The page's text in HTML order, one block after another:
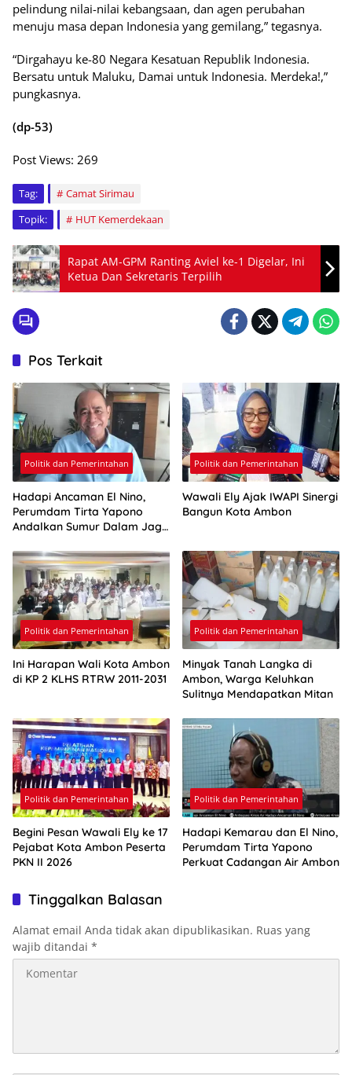
pelindung nilai-nilai kebangsaan, dan agen perubahan
menuju masa depan Indonesia yang gemilang,” tegasnya.
“Dirgahayu ke-80 Negara Kesatuan Republik Indonesia.
Bersatu untuk Maluku, Damai untuk Indonesia. Merdeka!,”
pungkasnya.
(dp-53)
Post Views: 269
Tag:
Camat Sirimau
Topik:
HUT Kemerdekaan
Rapat AM-GPM Ranting Aviel ke-1 Digelar, Ini
Ketua Dan Sekretaris Terpilih
Pos Terkait
Politik dan Pemerintahan
Hadapi Ancaman El Nino,
Perumdam Tirta Yapono
Andalkan Sumur Dalam Jaga
Politik dan Pemerintahan
Wawali Ely Ajak IWAPI Sinergi
Bangun Kota Ambon
Politik dan Pemerintahan
Ini Harapan Wali Kota Ambon
di KP 2 KLHS RTRW 2011-2031
Politik dan Pemerintahan
Minyak Tanah Langka di
Ambon, Warga Keluhkan
Sulitnya Mendapatkan Mitan
Politik dan Pemerintahan
Begini Pesan Wawali Ely ke 17
Pejabat Kota Ambon Peserta
PKN II 2026
Politik dan Pemerintahan
Hadapi Kemarau dan El Nino,
Perumdam Tirta Yapono
Perkuat Cadangan Air Ambon
Tinggalkan Balasan
Alamat email Anda tidak akan dipublikasikan. Ruas yang
wajib ditandai *